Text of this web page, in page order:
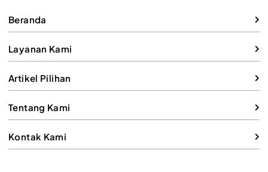
Beranda
Layanan Kami
Artikel Pilihan
Tentang Kami
Kontak Kami